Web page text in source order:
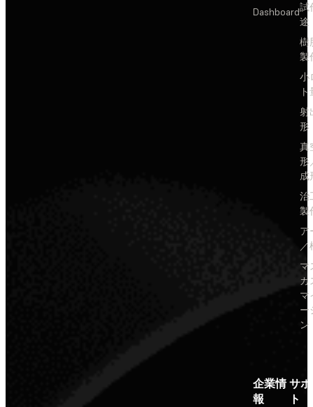
Dashboard試
途
樹
製
小
射
形
真
形
成
治
製
ア
／
マ
カ
マ
ー
ン
企業情
報
サ
ト